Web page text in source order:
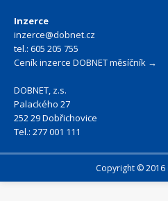
Inzerce
inzerce@dobnet.cz
tel.: 605 205 755
Ceník inzerce DOBNET měsíčník →
DOBNET, z.s.
Palackého 27
252 29 Dobřichovice
Tel.: 277 001 111
Copyright © 2016